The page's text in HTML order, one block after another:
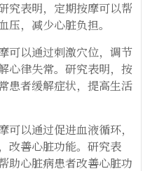
究表明，定期按摩可以帮
压，减少心脏负担。
可以通过刺激穴位，调节
心律失常。研究表明，按
患者缓解症状，提高生活
可以通过促进血液循环，
改善心脏功能。研究表
助心脏病患者改善心脏功